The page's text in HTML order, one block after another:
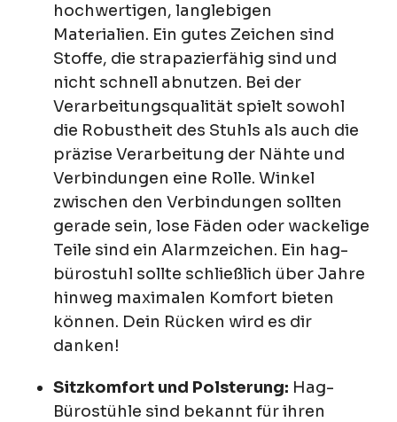
hochwertigen, langlebigen
Materialien. Ein gutes Zeichen sind
Stoffe, die strapazierfähig sind und
nicht schnell abnutzen. Bei der
Verarbeitungsqualität spielt sowohl
die Robustheit des Stuhls als auch die
präzise Verarbeitung der Nähte und
Verbindungen eine Rolle. Winkel
zwischen den Verbindungen sollten
gerade sein, lose Fäden oder wackelige
Teile sind ein Alarmzeichen. Ein hag-
bürostuhl sollte schließlich über Jahre
hinweg maximalen Komfort bieten
können. Dein Rücken wird es dir
danken!
Sitzkomfort und Polsterung: Hag-
Bürostühle sind bekannt für ihren